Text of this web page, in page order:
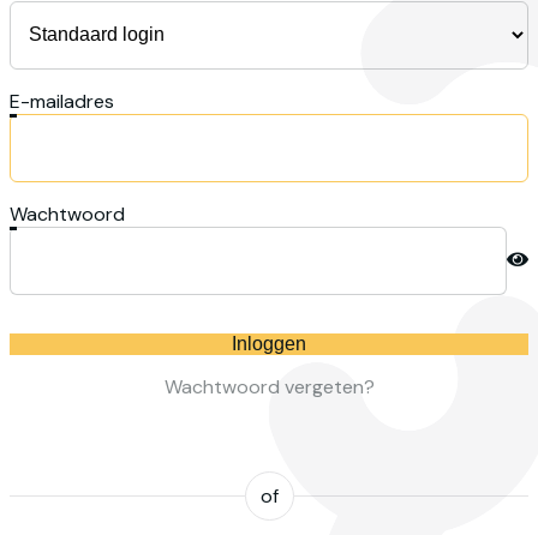
E-mailadres
Wachtwoord
Inloggen
Wachtwoord vergeten?
of